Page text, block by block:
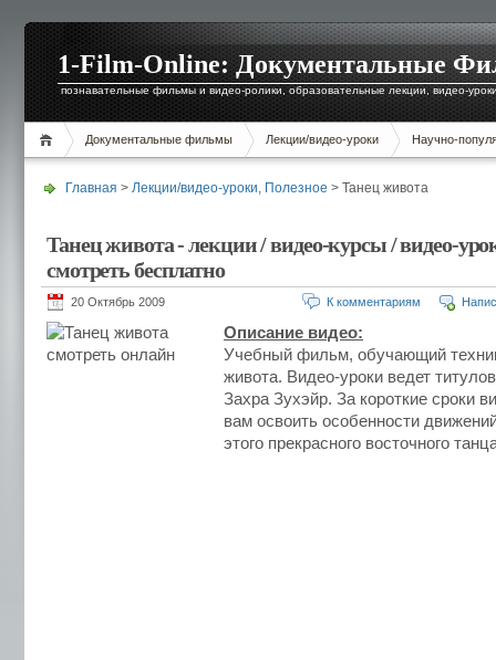
1-Film-Online: Документальные
познавательные фильмы и видео-ролики, образовательные лекции, видео-
Документальные фильмы Лекции/видео-уроки Научно-
Главная > Лекции/видео-уроки, Полезное > Танец живота
Танец живота - лекции / видео-курсы / видео-
смотреть бесплатно
20 Октябрь 2009 К комментариям
Описание видео:
Учебный фильм, обучающий
живота. Видео-уроки ведет
Захра Зухэйр. За короткие сроки
вам освоить особенности
этого прекрасного восточного